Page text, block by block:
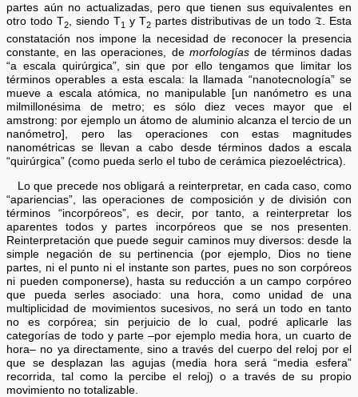
partes aún no actualizadas, pero que tienen sus equivalentes en
otro todo T2, siendo T1 y T2 partes distributivas de un todo 𝔗. Esta
constatación nos impone la necesidad de reconocer la presencia
constante, en las operaciones, de morfologíasde términos dadas
“a escala quirúrgica”, sin que por ello tengamos que limitar los
términos operables a esta escala: la llamada “nanotecnología” se
mueve a escala atómica, no manipulable [un nanómetro es una
milmillonésima de metro; es sólo diez veces mayor que el
amstrong: por ejemplo un átomo de aluminio alcanza el tercio de un
nanómetro], pero las operaciones con estas magnitudes
nanométricas se llevan a cabo desde términos dados a escala
“quirúrgica” (como pueda serlo el tubo de cerámica piezoeléctrica).
Lo que precede nos obligará a reinterpretar, en cada caso, como
“apariencias”, las operaciones de composición y de división con
términos “incorpóreos”, es decir, por tanto, a reinterpretar los
aparentes todos y partes incorpóreos que se nos presenten.
Reinterpretación que puede seguir caminos muy diversos: desde la
simple negación de su pertinencia (por ejemplo, Dios no tiene
partes, ni el punto ni el instante son partes, pues no son corpóreos
ni pueden componerse), hasta su reducción a un campo corpóreo
que pueda serles asociado: una hora, como unidad de una
multiplicidad de movimientos sucesivos, no será un todo en tanto
no es corpórea; sin perjuicio de lo cual, podré aplicarle las
categorías de todo y parte –por ejemplo media hora, un cuarto de
hora– no ya directamente, sino a través del cuerpo del reloj por el
que se desplazan las agujas (media hora será “media esfera”
recorrida, tal como la percibe el reloj) o a través de su propio
movimiento no totalizable.